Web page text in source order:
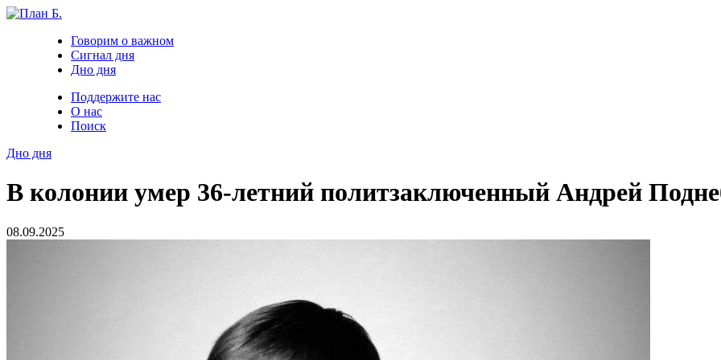
Говорим о важном
Сигнал дня
Дно дня
Поддержите нас
О нас
Поиск
Дно дня
В колонии умер 36-летний политзаключенный Андрей
08.09.2025